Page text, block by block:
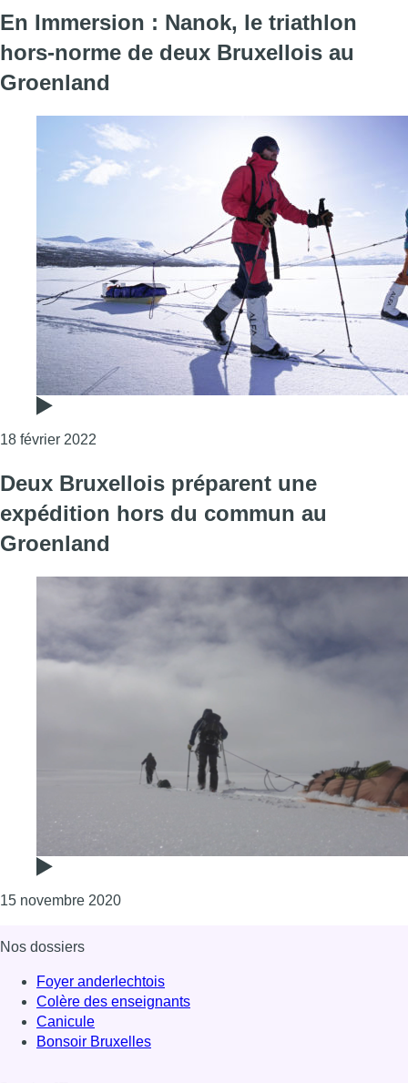
En Immersion : Nanok, le triathlon
hors-norme de deux Bruxellois au
Groenland
18 février 2022
Deux Bruxellois préparent une
expédition hors du commun au
Groenland
15 novembre 2020Consulter l'article "Deux Bruxellois
Nos dossiers
Foyer anderlechtois
Colère des enseignants
Canicule
Bonsoir Bruxelles